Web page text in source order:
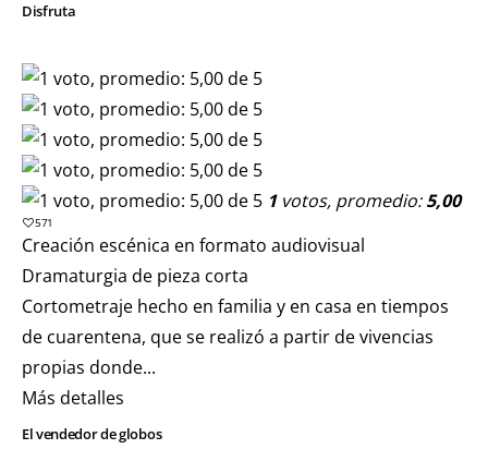
Disfruta
1votos, promedio:5,00
571
Creación escénica en formato audiovisual
Dramaturgia de pieza corta
Cortometraje hecho en familia y en casa en tiempos
de cuarentena, que se realizó a partir de vivencias
propias donde...
Más detalles
El vendedor de globos